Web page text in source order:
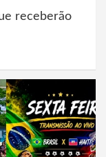
receberão